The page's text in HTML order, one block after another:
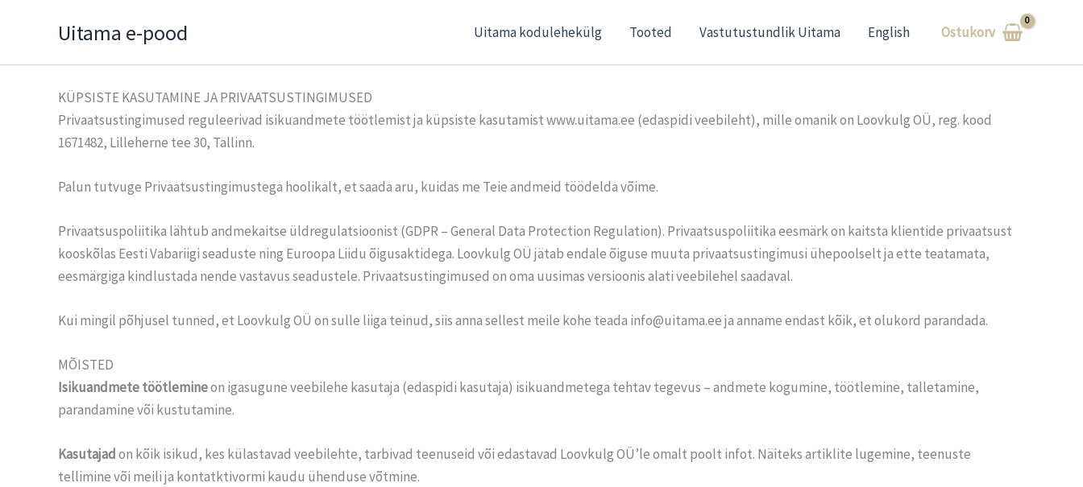
Uitama e-pood Uitama kodulehekülg Tooted Vastutustundlik Uitama English Ostukorv
KÜPSISTE KASUTAMINE JA PRIVAATSUSTINGIMUSED
Privaatsustingimused reguleerivad isikuandmete töötlemist ja küpsiste kasutamist www.uitama.ee (edaspidi veebileht), mille omanik on Loovkulg OÜ, reg. kood
1671482, Lilleherne tee 30, Tallinn.
Palun tutvuge Privaatsustingimustega hoolikalt, et saada aru, kuidas me Teie andmeid töödelda võime.
Privaatsuspoliitika lähtub andmekaitse üldregulatsioonist (GDPR – General Data Protection Regulation). Privaatsuspoliitika eesmärk on kaitsta klientide privaatsust
kooskõlas Eesti Vabariigi seaduste ning Euroopa Liidu õigusaktidega. Loovkulg OÜ jätab endale õiguse muuta privaatsustingimusi ühepoolselt ja ette teatamata,
eesmärgiga kindlustada nende vastavus seadustele. Privaatsustingimused on oma uusimas versioonis alati veebilehel saadaval.
Kui mingil põhjusel tunned, et Loovkulg OÜ on sulle liiga teinud, siis anna sellest meile kohe teada info@uitama.ee ja anname endast kõik, et olukord parandada.
MÕISTED
Isikuandmete töötlemineon igasugune veebilehe kasutaja (edaspidi kasutaja) isikuandmetega tehtav tegevus – andmete kogumine, töötlemine, talletamine,
parandamine või kustutamine.
Kasutajadon kõik isikud, kes külastavad veebilehte, tarbivad teenuseid või edastavad Loovkulg OÜ’le omalt poolt infot. Näiteks artiklite lugemine, teenuste
tellimine või meili ja kontatktivormi kaudu ühenduse võtmine.